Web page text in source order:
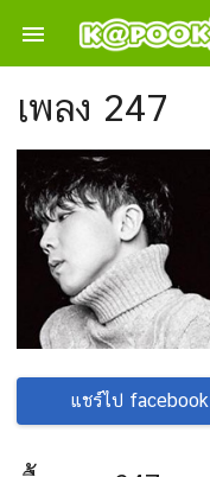

เพลง 247
แชร์ไป facebook